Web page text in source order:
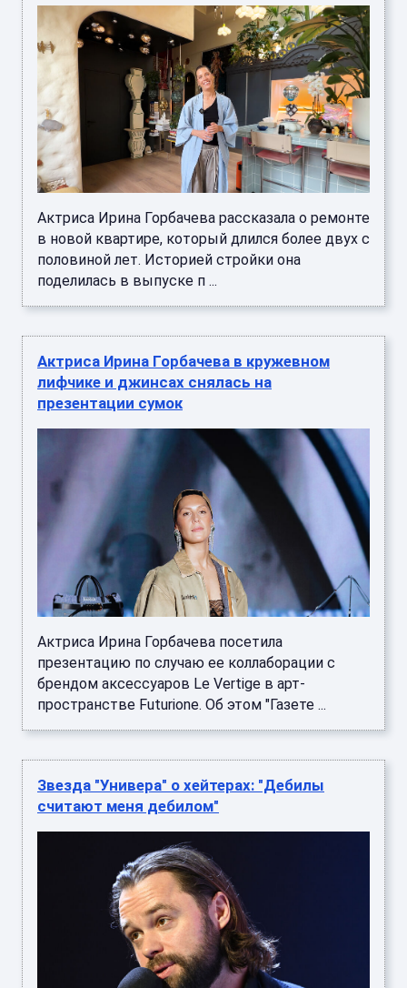
Актриса Ирина Горбачева рассказала о ремонте
в новой квартире, который длился более двух с
половиной лет. Историей стройки она
поделилась в выпуске п ...
Актриса Ирина Горбачева в кружевном
лифчике и джинсах снялась на
презентации сумок
Актриса Ирина Горбачева посетила
презентацию по случаю ее коллаборации с
брендом аксессуаров Le Vertige в арт-
пространстве Futurione. Об этом "Газете ...
Звезда "Универа" о хейтерах: "Дебилы
считают меня дебилом"